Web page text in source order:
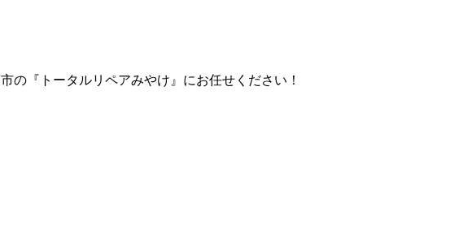
の『トータルリペアみやけ』にお任せください！